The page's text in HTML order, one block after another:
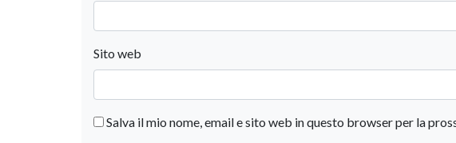
Sito web
Salva il mio nome, email e sito web in questo browser per la